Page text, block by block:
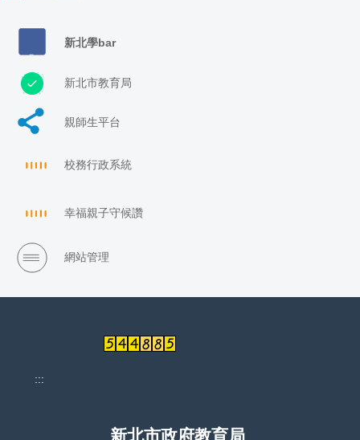
新北學bar
新北市教育局
親師生平台
校務行政系統
幸福親子守候讚
網站管理
:::
新北市政府教育局